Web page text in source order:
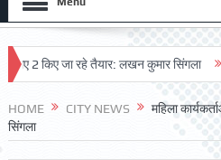
2 किए जा रहे तैयार: लखन कुमार सिंगला
HOME CITY NEWS
महिला
सिंगला